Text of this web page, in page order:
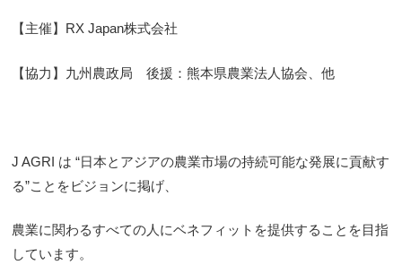
【主催】RX Japan株式会社
【協力】九州農政局 後援：熊本県農業法人協会、他
J AGRI は “日本とアジアの農業市場の持続可能な発展に貢献す
る”ことをビジョンに掲げ、
農業に関わるすべての人にベネフィットを提供することを目指
しています。